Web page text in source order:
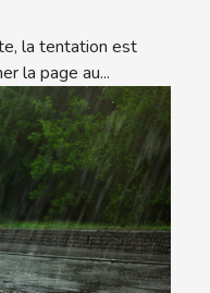
la tentation est
la page au...